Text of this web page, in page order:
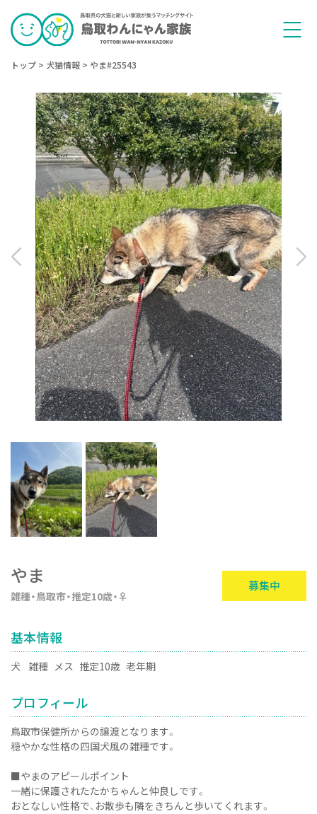
トップ > 犬猫情報 > やま#25543
やま
雑種 鳥取市 推定10歳 ♀
募集中
基本情報
犬 雑種 メス 推定10歳 老年期
プロフィール
鳥取市保健所からの譲渡となります。
穏やかな性格の四国犬風の雑種です。
■やまのアピールポイント
一緒に保護されたたかちゃんと仲良しです。
おとなしい性格で、お散歩も隣をきちんと歩いてくれます。